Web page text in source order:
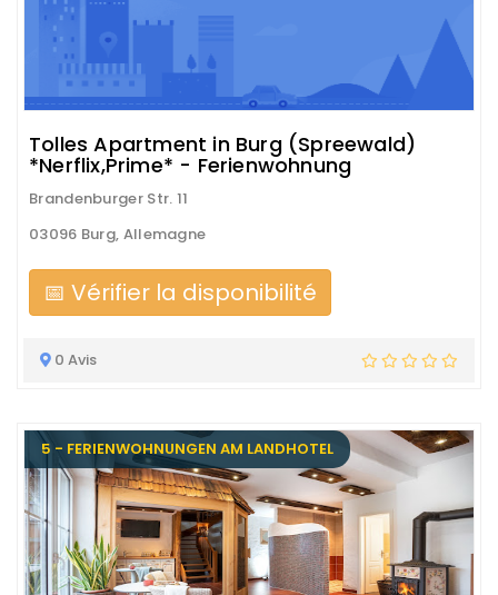
Tolles Apartment in Burg (Spreewald)
*Nerflix,Prime* - Ferienwohnung
Brandenburger Str. 11
03096 Burg, Allemagne
📅 Vérifier la disponibilité
0 Avis
5 - FERIENWOHNUNGEN AM LANDHOTEL